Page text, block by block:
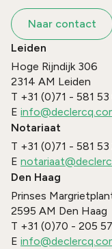
Naar contact
Leiden
Hoge Rijndijk 306
2314 AM Leiden
T +31 (0)71 - 581
E
Notariaat
T +31 (0)71 - 581 53
E
Den Haag
Prinses
2595 AM Den Haag
T +31 (0)70 - 205
E